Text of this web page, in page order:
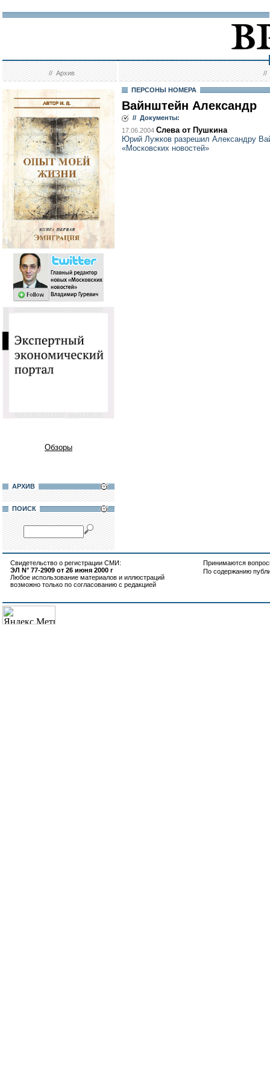
//Архив //
Обзоры
АРХИВ
ПОИСК
ПЕРСОНЫ НОМЕРА
Вайнштейн Александр
// Документы:
17.06.2004 Слева от Пушкина
Юрий Лужков разрешил Александру
«Московских новостей»
Свидетельство о регистрации СМИ:
ЭЛ N° 77-2909 от 26 июня 2000 г
Любое использование материалов и иллюстраций
возможно только по согласованию с редакцией
Принимаются
По содержанию